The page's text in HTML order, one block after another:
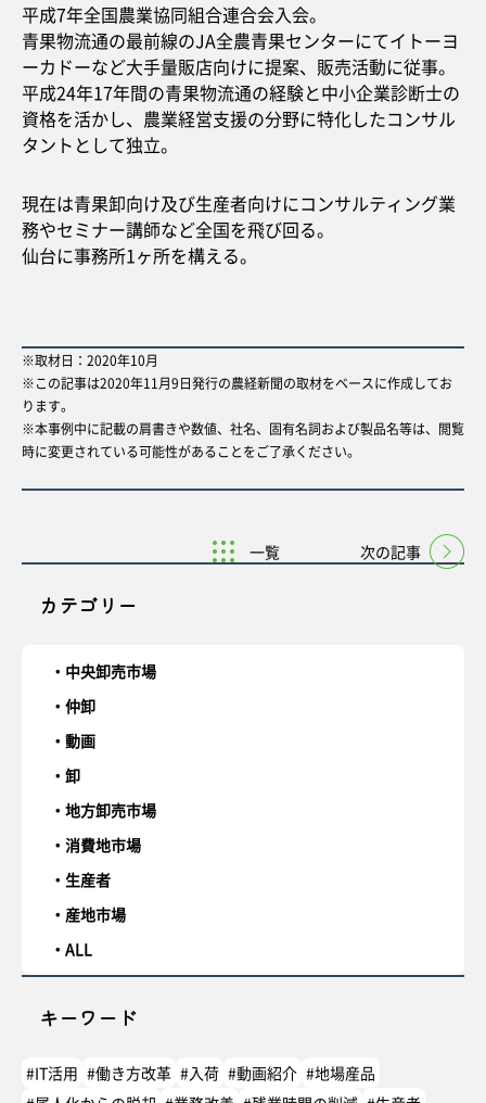
カテゴリー
中央卸売市場
仲卸
動画
卸
地方卸売市場
消費地市場
生産者
産地市場
ALL
キーワード
#IT活用 #働き方改革 #入荷 #動画紹介 #地場産品
平成7年全国農業協同組合連合会入会。
青果物流通の最前線のJA全農青果センターにてイトーヨ
ーカドーなど大手量販店向けに提案、販売活動に従事。
平成24年17年間の青果物流通の経験と中小企業診断士の
資格を活かし、農業経営支援の分野に特化したコンサル
タントとして独立。
現在は青果卸向け及び生産者向けにコンサルティング業
務やセミナー講師など全国を飛び回る。
仙台に事務所1ヶ所を構える。
※取材日：2020年10月
※この記事は2020年11月9日発行の農経新聞の取材をベースに作成してお
ります。
※本事例中に記載の肩書きや数値、社名、固有名詞および製品名等は、閲覧
時に変更されている可能性があることをご了承ください。
一覧 次の記事